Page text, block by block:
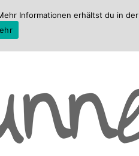
Informationen erhältst du in der